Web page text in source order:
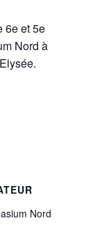
6e et 5e
Nord à
Nord